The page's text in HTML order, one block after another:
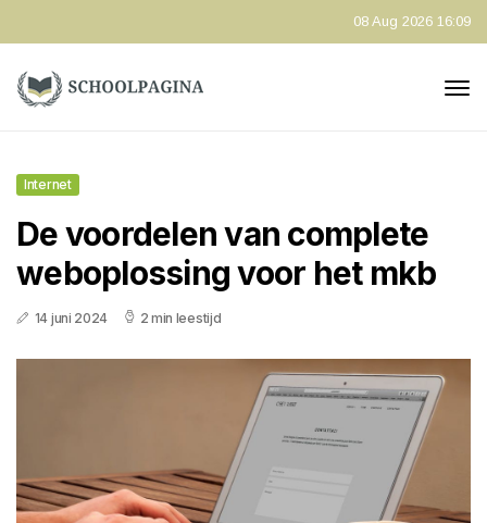
08 Aug 2026 16:09
Internet
De voordelen van complete
weboplossing voor het mkb
14 juni 2024 2 min leestijd